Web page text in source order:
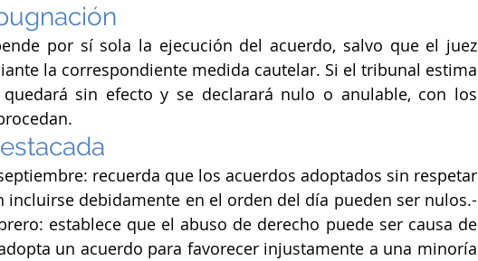
por sí sola la ejecución del acuerdo, salvo que el juez
la correspondiente medida cautelar. Si el tribunal estima
sin efecto y se declarará nulo o anulable, con los
recuerda que los acuerdos adoptados sin respetar
incluirse debidamente en el orden del día pueden ser nulos.-
establece que el abuso de derecho puede ser causa de
un acuerdo para favorecer injustamente a una minoría